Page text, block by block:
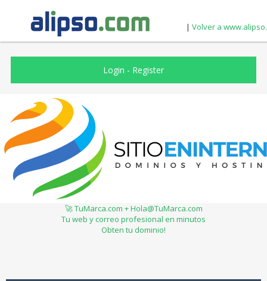
| Volver a
Login - Register
🚀 TuMarca.com + Hola@TuMarca.com
Tu web y correo profesional en minutos
Obten tu dominio!